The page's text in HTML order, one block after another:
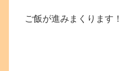
ご飯が進みまくります！